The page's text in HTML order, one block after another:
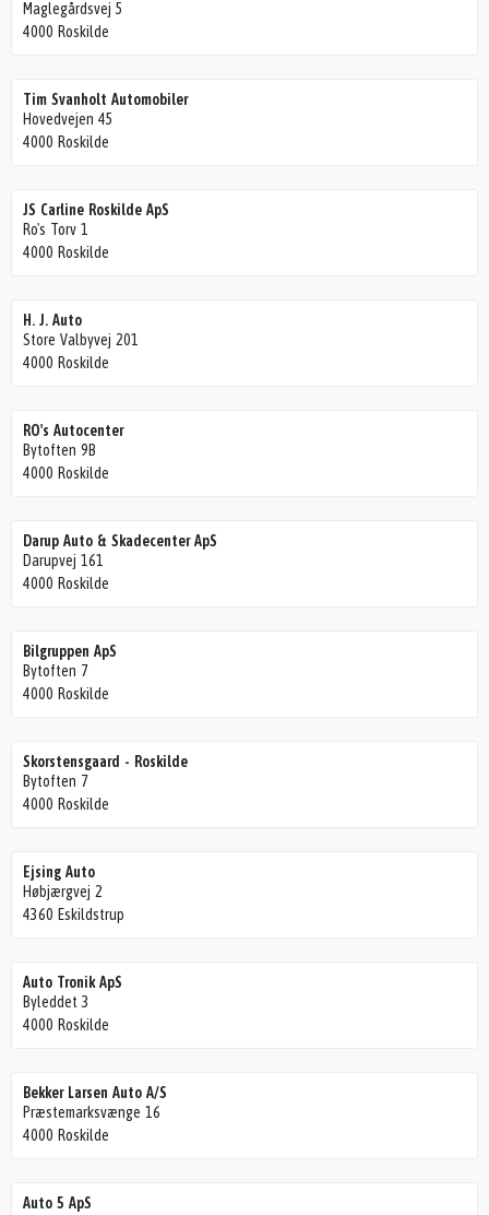
Maglegårdsvej 5
4000 Roskilde
Tim Svanholt Automobiler
Hovedvejen 45
4000 Roskilde
JS Carline Roskilde ApS
Ro's Torv 1
4000 Roskilde
H. J. Auto
Store Valbyvej 201
4000 Roskilde
RO's Autocenter
Bytoften 9B
4000 Roskilde
Darup Auto & Skadecenter ApS
Darupvej 161
4000 Roskilde
Bilgruppen ApS
Bytoften 7
4000 Roskilde
Skorstensgaard - Roskilde
Bytoften 7
4000 Roskilde
Ejsing Auto
Høbjærgvej 2
4360 Eskildstrup
Auto Tronik ApS
Byleddet 3
4000 Roskilde
Bekker Larsen Auto A/S
Præstemarksvænge 16
4000 Roskilde
Auto 5 ApS